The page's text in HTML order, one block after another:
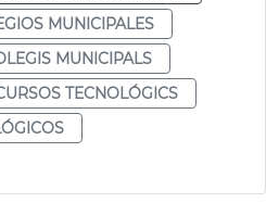
MUNICIPALES
MUNICIPALS
TECNOLÓGICS